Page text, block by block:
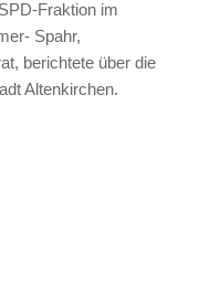
Fraktion im
Spahr,
berichtete über die
Altenkirchen.